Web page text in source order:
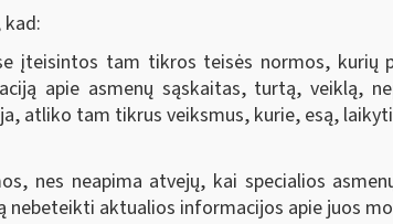
įteisintos tam tikros teisės normos,
apie asmenų sąskaitas, turtą, veiklą,
atliko tam tikrus veiksmus, kurie, esą,
nes neapima atvejų, kai specialios
nebeteikti aktualios informacijos apie juos